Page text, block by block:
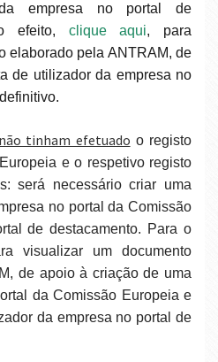
empresa no portal de
efeito, clique aqui, para
elaborado pela ANTRAM, de
de utilizador da empresa no
tinham efetuado o registo
e o respetivo registo
será necessário criar uma
no portal da Comissão
de destacamento. Para o
visualizar um documento
de apoio à criação de uma
da Comissão Europeia e
da empresa no portal de